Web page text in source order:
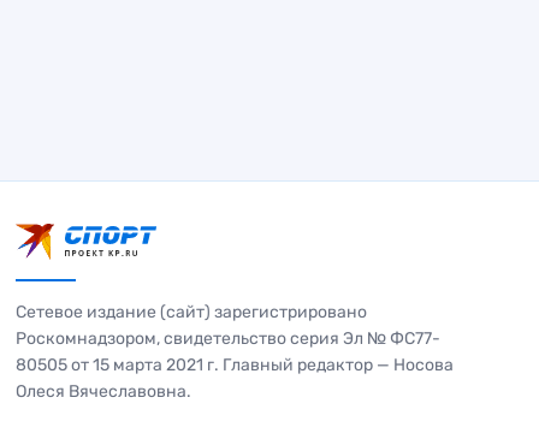
Сетевое издание (сайт) зарегистрировано
Роскомнадзором, свидетельство серия Эл № ФС77-
80505 от 15 марта 2021 г. Главный редактор — Носова
Олеся Вячеславовна.